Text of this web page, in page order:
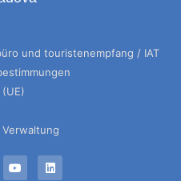
und touristenempfang / IAT